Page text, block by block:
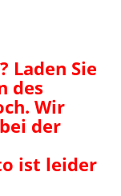
Laden Sie
des
Wir
der
ist leider